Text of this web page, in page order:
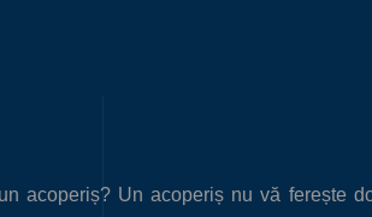
acoperiș? Un acoperiș nu vă ferește